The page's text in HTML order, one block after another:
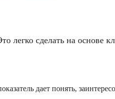
легко сделать на основе
дает понять,